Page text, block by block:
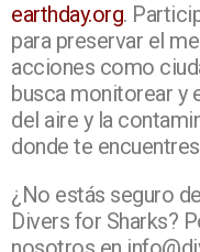
earthday.org.
para preservar el
acciones como
busca monitorear y
del aire y la
donde te
¿No estás seguro
Divers for Sharks?